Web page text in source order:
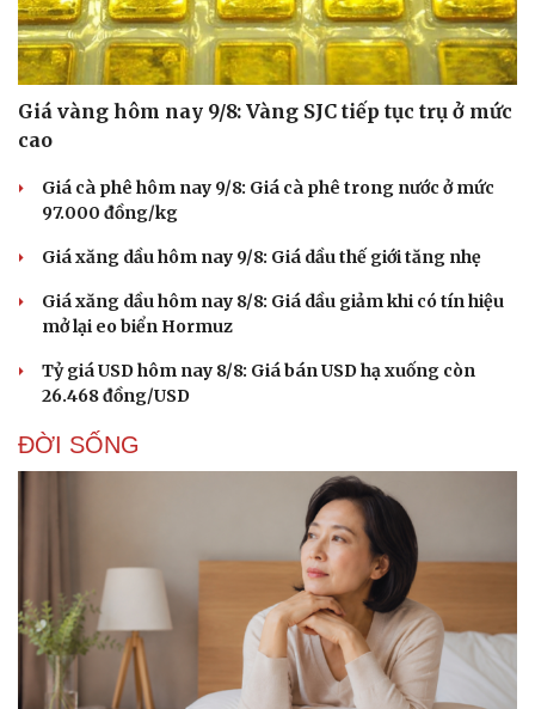
Giá vàng hôm nay 9/8: Vàng SJC tiếp tục trụ ở mức
cao
Giá cà phê hôm nay 9/8: Giá cà phê trong nước ở mức
97.000 đồng/kg
Giá xăng dầu hôm nay 9/8: Giá dầu thế giới tăng nhẹ
Giá xăng dầu hôm nay 8/8: Giá dầu giảm khi có tín hiệu
mở lại eo biển Hormuz
Tỷ giá USD hôm nay 8/8: Giá bán USD hạ xuống còn
26.468 đồng/USD
ĐỜI SỐNG